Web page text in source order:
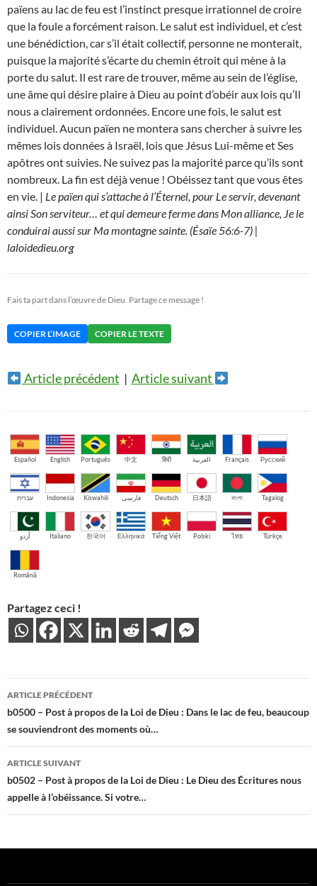
païens au lac de feu est l’instinct presque irrationnel de croire
que la foule a forcément raison. Le salut est individuel, et c’est
une bénédiction, car s’il était collectif, personne ne monterait,
puisque la majorité s’écarte du chemin étroit qui mène à la
porte du salut. Il est rare de trouver, même au sein de l’église,
une âme qui désire plaire à Dieu au point d’obéir aux lois qu’Il
nous a clairement ordonnées. Encore une fois, le salut est
individuel. Aucun païen ne montera sans chercher à suivre les
mêmes lois données à Israël, lois que Jésus Lui-même et Ses
apôtres ont suivies. Ne suivez pas la majorité parce qu’ils sont
nombreux. La fin est déjà venue ! Obéissez tant que vous êtes
en vie. | Le païen qui s’attache à l’Éternel, pour Le servir, devenant
ainsi Son serviteur… et qui demeure ferme dans Mon alliance, Je le
conduirai aussi sur Ma montagne sainte. (Ésaïe 56:6-7) |
laloidedieu.org
Fais ta part dans l’œuvre de Dieu. Partage ce message !
COPIER L’IMAGE COPIER LE TEXTE
Article précédent | Article suivant
Español English Português 中文 हिंदी العربية Français Русский
עברית Indonesia Kiswahili فارسی Deutsch 日本語 বাংলা Tagalog
اُردو Italiano 한국어 Ελληνικά Tiếng Việt Polski ไทย Türkçe
Română
Partagez ceci !
Navigation
des
articles
ARTICLE PRÉCÉDENT
b0500 – Post à propos de la Loi de Dieu : Dans le lac de feu, beaucoup
se souviendront des moments où…
ARTICLE SUIVANT
b0502 – Post à propos de la Loi de Dieu : Le Dieu des Écritures nous
appelle à l’obéissance. Si votre…